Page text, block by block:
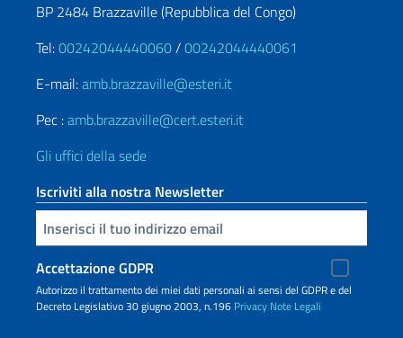
BP 2484 Brazzaville (Repubblica del Congo)
Tel:00242044440060/00242044440061
E-mail:amb.brazzaville@esteri.it
Pec :amb.brazzaville@cert.esteri.it
Gli uffici della sede
Iscriviti alla nostra Newsletter
Inserisci la tua email
Accettazione GDPR
Autorizzo il trattamento dei miei dati personali ai sensi del GDPR e del
Decreto Legislativo 30 giugno 2003, n.196 Privacy Note Legali